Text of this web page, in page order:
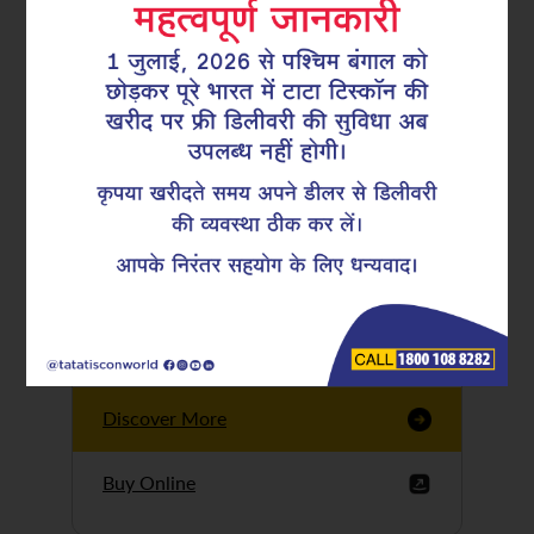
Tata Tiscon GFX
Ultima
Tata Tiscon 550SD
are highly accurate
and possess
uniform ridges,
high…
Discover More
Buy Online